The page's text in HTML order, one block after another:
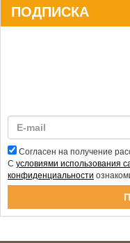
ПОДПИСКА
Согласен на получение
С условиями использования
конфиденциальности